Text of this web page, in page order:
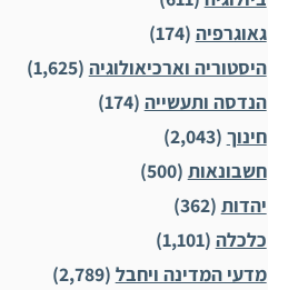
גאוגרפיה (174)
היסטוריה וארכיאולוגיה (1,625)
הנדסה ותעשייה (174)
חינוך (2,043)
חשבונאות (500)
יהדות (362)
כלכלה (1,101)
מדעי המדינה ויחבל (2,789)